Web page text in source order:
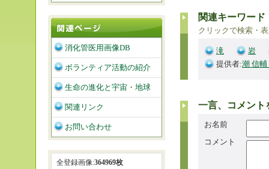
関連キーワード
クリックで検索・
滝
岩
提供者:潮 信
一言、コメント
お名前
コメント
消化管医用画像DB
ボランティア活動の紹介
生命の進化と宇宙・地球
関連リンク
お問い合わせ
全登録画像:364969枚